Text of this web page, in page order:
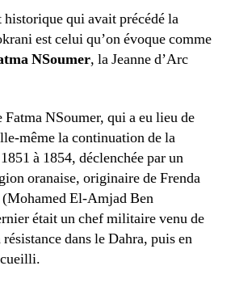
historique qui avait précédé la
est celui qu’on évoque comme
NSoumer, la Jeanne d’Arc
NSoumer, qui a eu lieu de
même la continuation de la
à 1854, déclenchée par un
oranaise, originaire de Frenda
(Mohamed El‑Amjad Ben
était un chef militaire venu de
dans le Dahra, puis en